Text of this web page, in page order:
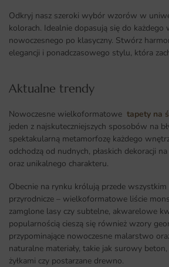
Odkryj nasz szeroki wybór wzorów w
kolorach. Idealnie dopasują się do
nowoczesnego po klasyczny. Stwórz
elegancji i ponadczasowego stylu, która
Aktualne trendy​
Nowoczesne wielkoformatowe tapety na
jeden z najskuteczniejszych sposobów na
spektakularną metamorfozę każdego
odchodzą od nudnych, płaskich dekoracji
oraz unikalnego charakteru.
Obecnie na rynku królują przede
przyrodnicze – wielkoformatowe liście
zamglone lasy czy subtelne, akwarelowe
popularnością cieszą się również wzory
przypominające nowoczesne malarstwo
naturalne materiały, takie jak surowy
żyłkami czy postarzane drewno.